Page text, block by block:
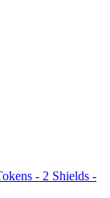
- 2 Shields -